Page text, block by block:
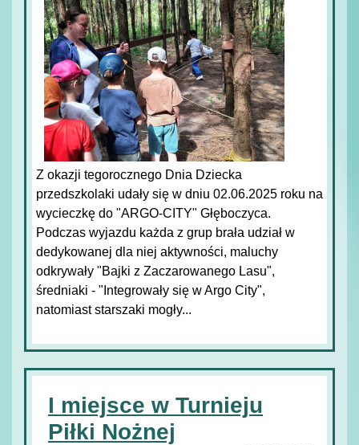
Z okazji tegorocznego Dnia Dziecka
przedszkolaki udały się w dniu 02.06.2025 roku na
wycieczkę do "ARGO-CITY" Głęboczyca.
Podczas wyjazdu każda z grup brała udział w
dedykowanej dla niej aktywności, maluchy
odkrywały "Bajki z Zaczarowanego Lasu",
średniaki - "Integrowały się w Argo City",
natomiast starszaki mogły...
I miejsce w Turnieju
Piłki Nożnej